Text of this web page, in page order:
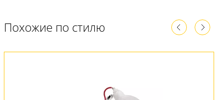
Похожие по стилю